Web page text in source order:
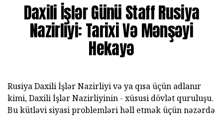
Daxili İşlər Günü Staff Rusiya
Nazirliyi: Tarixi Və Mənşəyi
Hekayə
Rusiya Daxili İşlər Nazirliyi və ya qısa üçün adlanır
kimi, Daxili İşlər Nazirliyinin - xüsusi dövlət quruluşu.
Bu kütləvi siyasi problemləri həll etmək üçün nəzərdə